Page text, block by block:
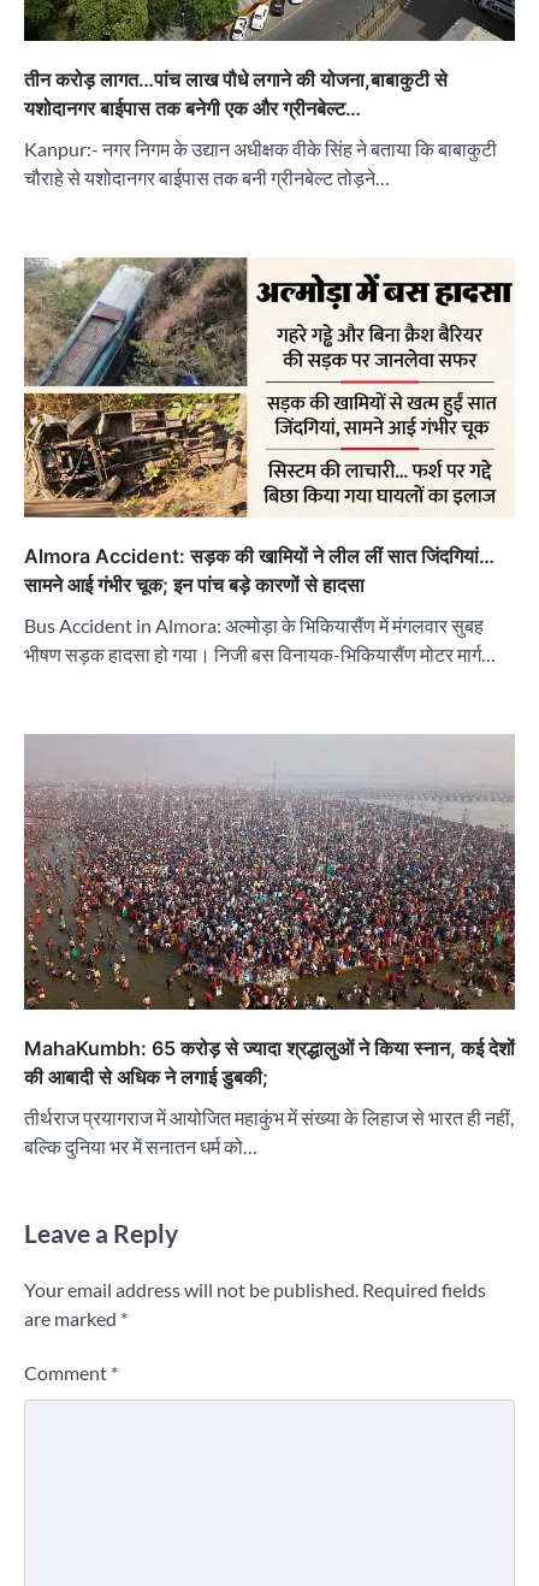
तीन करोड़ लागत…पांच लाख पौधे लगाने की योजना,बाबाकुटी से
यशोदानगर बाईपास तक बनेगी एक और ग्रीनबेल्ट…
Kanpur:- नगर निगम के उद्यान अधीक्षक वीके सिंह ने बताया कि बाबाकुटी
चौराहे से यशोदानगर बाईपास तक बनी ग्रीनबेल्ट तोड़ने…
Almora Accident: सड़क की खामियों ने लील लीं सात जिंदगियां…
सामने आई गंभीर चूक; इन पांच बड़े कारणों से हादसा
Bus Accident in Almora: अल्मोड़ा के भिकियासैंण में मंगलवार सुबह
भीषण सड़क हादसा हो गया। निजी बस विनायक-भिकियासैंण मोटर मार्ग…
MahaKumbh: 65 करोड़ से ज्यादा श्रद्धालुओं ने किया स्नान, कई देशों
की आबादी से अधिक ने लगाई डुबकी;
तीर्थराज प्रयागराज में आयोजित महाकुंभ में संख्या के लिहाज से भारत ही नहीं,
बल्कि दुनिया भर में सनातन धर्म को…
Leave a Reply
Your email address will not be published. Required fields
are marked *
Comment *